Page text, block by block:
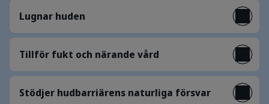
Lugnar huden
Tillför fukt och närande vård
Stödjer hudbarriärens naturliga försvar